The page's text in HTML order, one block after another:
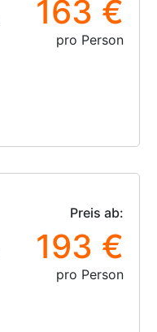
163 €
pro Person
Preis ab:
193 €
pro Person